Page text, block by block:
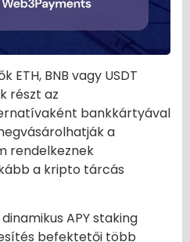
BNB vagy USDT
részt az
bankkártyával
a
rendelkeznek
a kripto tárcás
APY staking
befektetői több